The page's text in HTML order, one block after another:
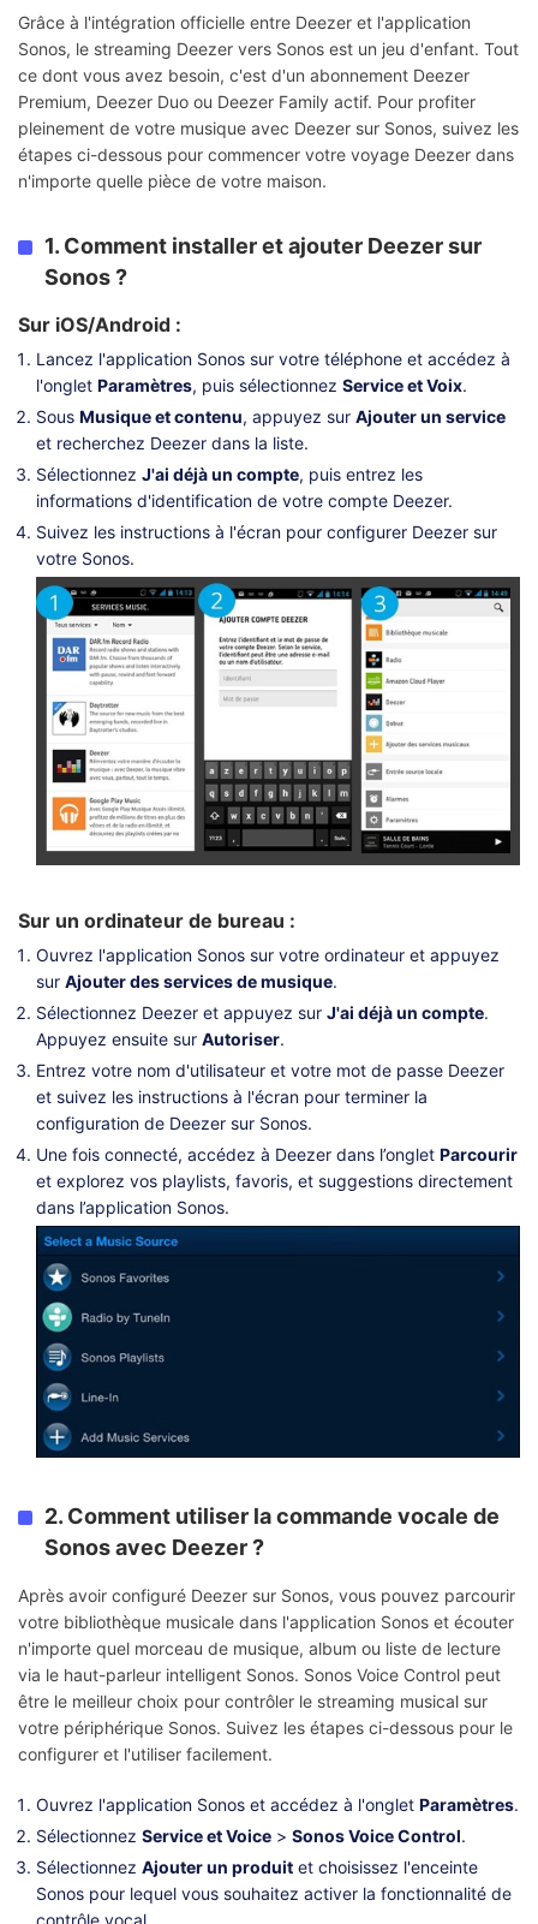
Grâce à l'intégration officielle entre Deezer et l'application
Sonos, le streaming Deezer vers Sonos est un jeu d'enfant. Tout
ce dont vous avez besoin, c'est d'un abonnement Deezer
Premium, Deezer Duo ou Deezer Family actif. Pour profiter
pleinement de votre musique avec Deezer sur Sonos, suivez les
étapes ci-dessous pour commencer votre voyage Deezer dans
n'importe quelle pièce de votre maison.
1. Comment installer et ajouter Deezer sur
Sonos ?
Sur iOS/Android :
Lancez l'application Sonos sur votre téléphone et accédez à
l'onglet Paramètres, puis sélectionnez Service et Voix.
Sous Musique et contenu, appuyez sur Ajouter un service
et recherchez Deezer dans la liste.
Sélectionnez J'ai déjà un compte, puis entrez les
informations d'identification de votre compte Deezer.
Suivez les instructions à l'écran pour configurer Deezer sur
votre Sonos.
Sur un ordinateur de bureau :
Ouvrez l'application Sonos sur votre ordinateur et appuyez
sur Ajouter des services de musique.
Sélectionnez Deezer et appuyez sur J'ai déjà un compte.
Appuyez ensuite sur Autoriser.
Entrez votre nom d'utilisateur et votre mot de passe Deezer
et suivez les instructions à l'écran pour terminer la
configuration de Deezer sur Sonos.
Une fois connecté, accédez à Deezer dans l’onglet Parcourir
et explorez vos playlists, favoris, et suggestions directement
dans l’application Sonos.
2. Comment utiliser la commande vocale de
Sonos avec Deezer ?
Après avoir configuré Deezer sur Sonos, vous pouvez parcourir
votre bibliothèque musicale dans l'application Sonos et écouter
n'importe quel morceau de musique, album ou liste de lecture
via le haut-parleur intelligent Sonos. Sonos Voice Control peut
être le meilleur choix pour contrôler le streaming musical sur
votre périphérique Sonos. Suivez les étapes ci-dessous pour le
configurer et l'utiliser facilement.
Ouvrez l'application Sonos et accédez à l'onglet Paramètres.
Sélectionnez Service et Voice > Sonos Voice Control.
Sélectionnez Ajouter un produit et choisissez l'enceinte
Sonos pour lequel vous souhaitez activer la fonctionnalité de